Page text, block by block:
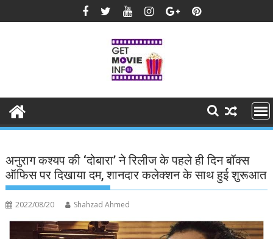
to
अनुराग कश्यप की ‘दोबारा’ ने रिलीज के पहले ही दिन बॉक्स
ऑफिस पर दिखाया दम, शानदार कलेक्शन के साथ हुई शुरूआत
2022/08/20 Shahzad Ahmed